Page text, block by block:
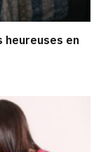
heureuses en